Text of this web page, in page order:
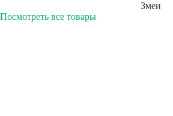
Змеи
Посмотреть все товары